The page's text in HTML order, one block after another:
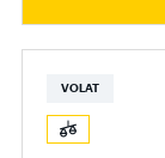
VOLAT